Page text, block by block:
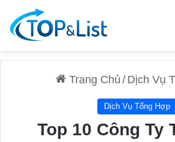
Trang Chủ / Dịch Vụ
Dịch Vụ Tổng Hợp
Top 10 Công Ty